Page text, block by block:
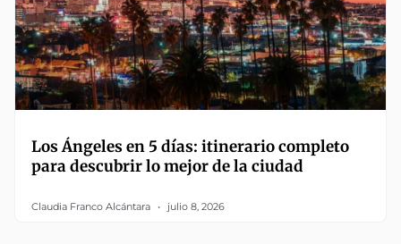
Los Ángeles en 5 días: itinerario completo
para descubrir lo mejor de la ciudad
Claudia Franco Alcántara julio 8, 2026